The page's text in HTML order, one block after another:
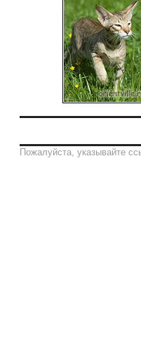
Пожалуйста, указывайте